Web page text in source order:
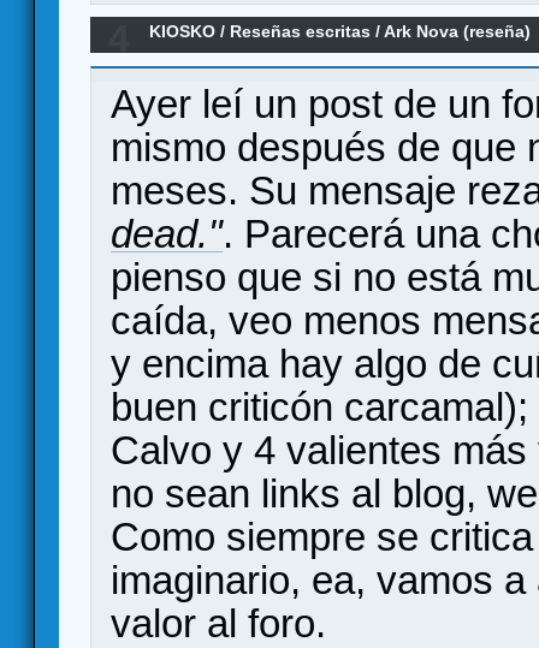
KIOSKO / Reseñas escritas /Ark Nova (reseña)
Ayer leí un post de un
mismo después de que
meses. Su mensaje
dead.". Parecerá una
pienso que si no está
caída, veo menos
y encima hay algo de
buen criticón
Calvo y 4 valientes
no sean links al blog,
Como siempre se
imaginario, ea, vamos
valor al foro.